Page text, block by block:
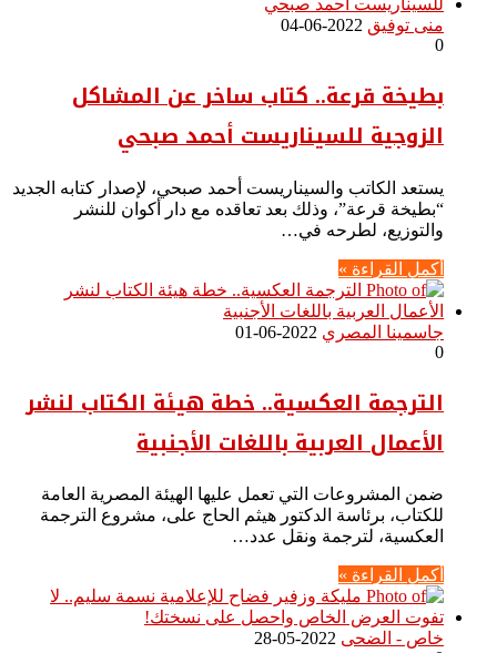
منى توفيق 2022-06-04
0
بطيخة قرعة.. كتاب ساخر عن المشاكل
الزوجية للسيناريست أحمد صبحي
يستعد الكاتب والسيناريست أحمد صبحي، لإصدار كتابه الجديد
“بطيخة قرعة”، وذلك بعد تعاقده مع دار أكوان للنشر
والتوزيع، لطرحه في…
أكمل القراءة »
جاسمينا المصري 2022-06-01
0
الترجمة العكسية.. خطة هيئة الكتاب لنشر
الأعمال العربية باللغات الأجنبية
ضمن المشروعات التي تعمل عليها الهيئة المصرية العامة
للكتاب، برئاسة الدكتور هيثم الحاج على، مشروع الترجمة
العكسية، لترجمة ونقل عدد…
أكمل القراءة »
خاص - الضحى 2022-05-28